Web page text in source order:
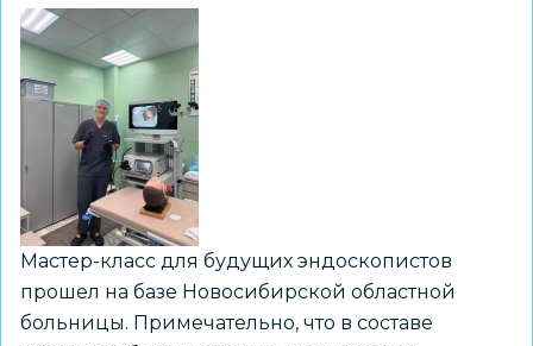
получили
возможность
прикоснуться
к
древней
истории
Мастер-класс для будущих эндоскопистов
прошел на базе Новосибирской областной
больницы. Примечательно, что в составе